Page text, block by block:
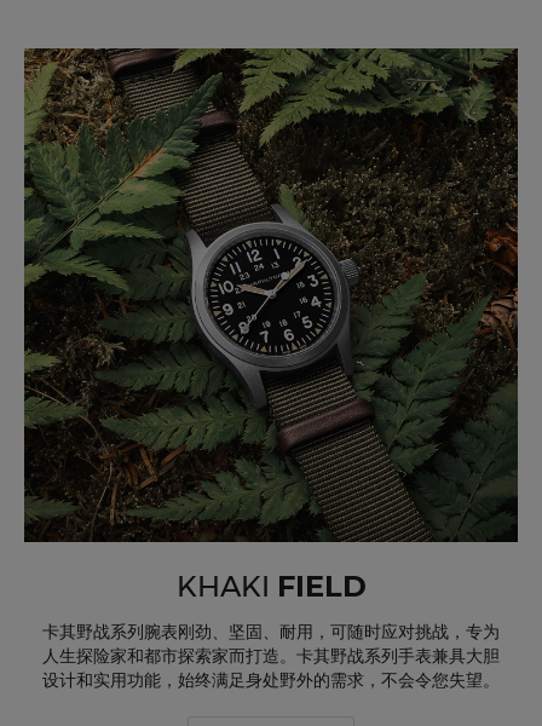
KHAKI FIELD
卡其野战系列腕表刚劲、坚固、耐用，可随时应对挑战，专为
人生探险家和都市探索家而打造。卡其野战系列手表兼具大胆
设计和实用功能，始终满足身处野外的需求，不会令您失望。